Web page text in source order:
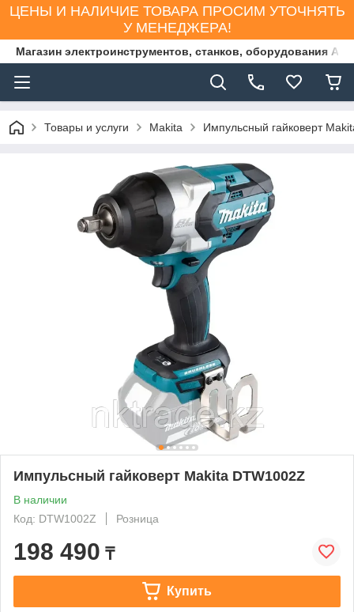
ЦЕНЫ И НАЛИЧИЕ ТОВАРА ПРОСИМ УТОЧНЯТЬ
У МЕНЕДЖЕРА!
Магазин электроинструментов, станков, оборудования
Товары и услуги Makita Импульсный гайковерт
Импульсный гайковерт Makita DTW1002Z
В наличии
Код: DTW1002Z
Розница
198 490 ₸
Купить